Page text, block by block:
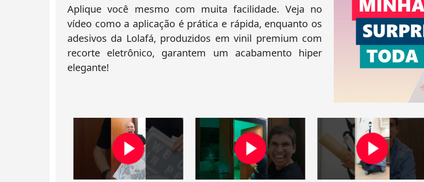
Aplique você mesmo com muita facilidade. Veja no
vídeo como a aplicação é prática e rápida, enquanto os
adesivos da Lolafá, produzidos em vinil premium com
recorte eletrônico, garantem um acabamento hiper
elegante!